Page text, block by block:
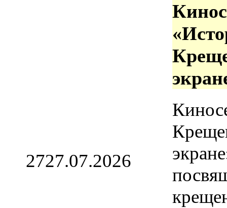
2727.07.2026